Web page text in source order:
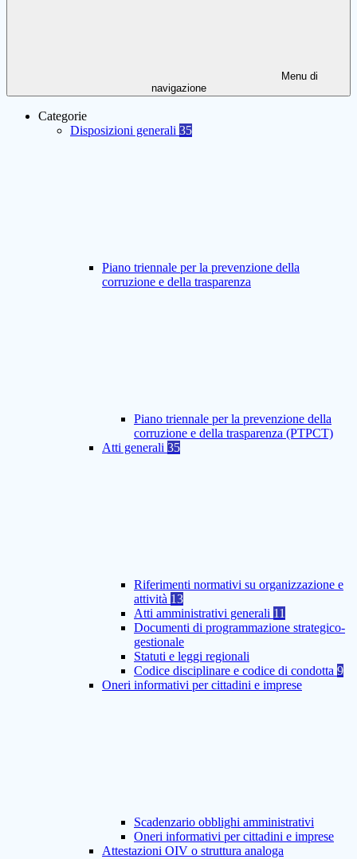
Menu di
navigazione
Categorie
Disposizioni generali 35
Piano triennale per la prevenzione della
corruzione e della trasparenza
Piano triennale per la prevenzione della
corruzione e della trasparenza (PTPCT)
Atti generali 35
Riferimenti normativi su organizzazione e
attività 13
Atti amministrativi generali 11
Documenti di programmazione strategico-
gestionale
Statuti e leggi regionali
Codice disciplinare e codice di condotta 9
Oneri informativi per cittadini e imprese
Scadenzario obblighi amministrativi
Oneri informativi per cittadini e imprese
Attestazioni OIV o struttura analoga